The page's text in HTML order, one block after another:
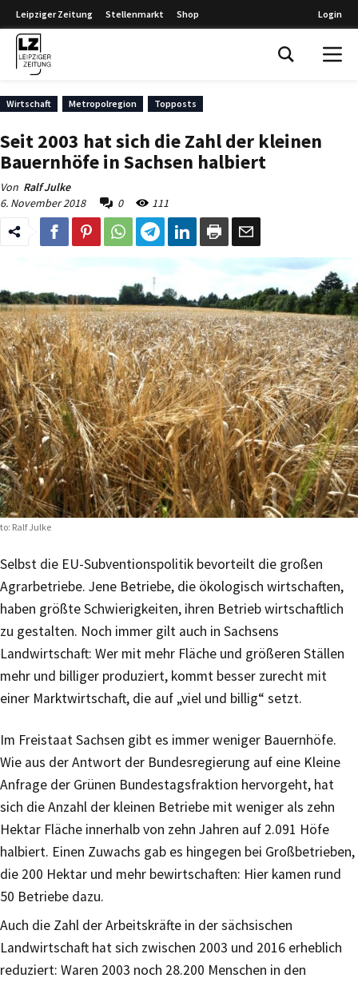
Leipziger Zeitung Stellenmarkt Shop Login
Wirtschaft Metropolregion Topposts
Seit 2003 hat sich die Zahl der kleinen
Bauernhöfe in Sachsen halbiert
Von Ralf Julke
6. November 2018
0 111
Ralf Julke
Selbst die EU-Subventionspolitik bevorteilt die großen
Agrarbetriebe. Jene Betriebe, die ökologisch wirtschaften,
haben größte Schwierigkeiten, ihren Betrieb wirtschaftlich
zu gestalten. Noch immer gilt auch in Sachsens
Landwirtschaft: Wer mit mehr Fläche und größeren Ställen
mehr und billiger produziert, kommt besser zurecht mit
einer Marktwirtschaft, die auf „viel und billig“ setzt.
Im Freistaat Sachsen gibt es immer weniger Bauernhöfe.
Wie aus der Antwort der Bundesregierung auf eine Kleine
Anfrage der Grünen Bundestagsfraktion hervorgeht, hat
sich die Anzahl der kleinen Betriebe mit weniger als zehn
Hektar Fläche innerhalb von zehn Jahren auf 2.091 Höfe
halbiert. Einen Zuwachs gab es hingegen bei Großbetrieben,
die 200 Hektar und mehr bewirtschaften: Hier kamen rund
50 Betriebe dazu.
Auch die Zahl der Arbeitskräfte in der sächsischen
Landwirtschaft hat sich zwischen 2003 und 2016 erheblich
reduziert: Waren 2003 noch 28.200 Menschen in den